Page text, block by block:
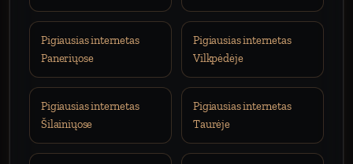
Pigiausias internetas
Paneriųose
Pigiausias internetas
Vilkpėdėje
Pigiausias internetas
Šilainiųose
Pigiausias internetas
Taurėje